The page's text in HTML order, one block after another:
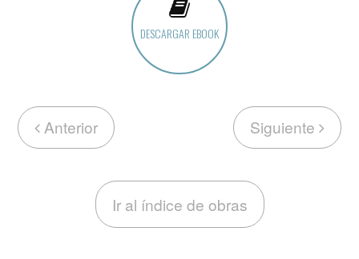
DESCARGAR EBOOK
Anterior Siguiente
Ir al índice de obras